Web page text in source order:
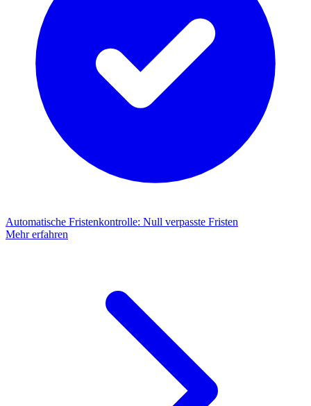
Automatische Fristenkontrolle: Null verpasste Fristen
Mehr erfahren